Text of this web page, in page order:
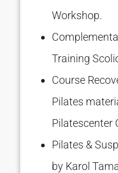
Workshop.
Training
Course
Pilates
Pilatescenter
Pilates &
by Karol